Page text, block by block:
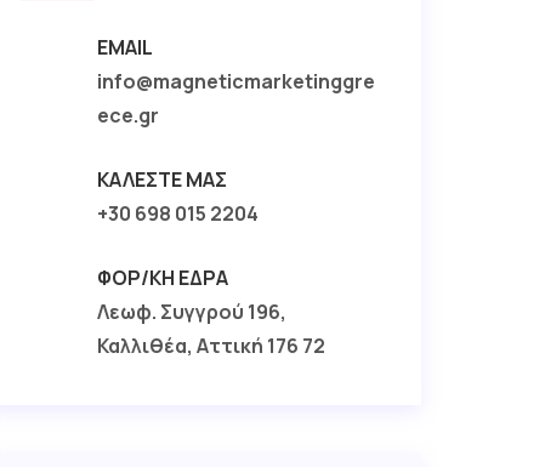
EMAIL
info@magneticmarketinggre
ece.gr
ΚΑΛΈΣΤΕ ΜΑΣ
+30 698 015 2204
ΦΟΡ/ΚΉ ΈΔΡΑ
Λεωφ. Συγγρού 196,
Καλλιθέα, Αττική 176 72